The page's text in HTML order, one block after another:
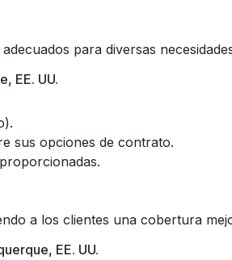
para diversas
EE. UU.
sus opciones de contrato.
a los clientes una cobertura
EE. UU.